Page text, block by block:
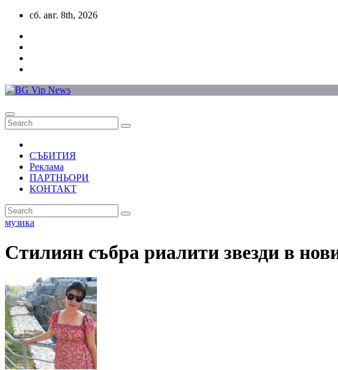
Skip
content
сб. авг. 8th, 2026
СЪБИТИЯ
Реклама
ПАРТНЬОРИ
КОНТАКТ
музика
Стилиян събра риалити звезди в